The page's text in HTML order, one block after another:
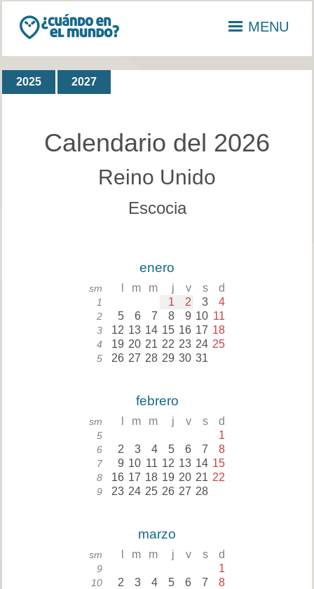
MENU
2025 2027
Calendario del 2026
Reino Unido
Escocia
enero
sm m m j v s d
1 1 2 3 4
2 5 6 7 8 9 10 11
3 12 13 14 15 16 17 18
4 19 20 21 22 23 24 25
5 26 27 28 29 30 31
febrero
sm m m j v s d
5 1
6 2 3 4 5 6 7 8
7 9 10 11 12 13 14 15
8 16 17 18 19 20 21 22
9 23 24 25 26 27 28
marzo
sm m m j v s d
9 1
10 2 3 4 5 6 7 8